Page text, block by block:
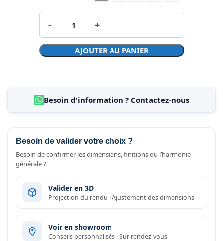
AJOUTER AU PANIER
Besoin d'information ? Contactez-nous
Besoin de valider votre choix ?
Besoin de confirmer les dimensions, finitions ou l’harmonie
générale ?
Valider en 3D
Projection du rendu · Ajustement des dimensions
Voir en showroom
Conseils personnalisés · Sur rendez-vous